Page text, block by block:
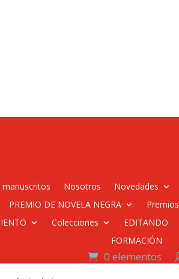
manuscritos Nosotros Novedades
PREMIO DE NOVELA NEGRA Premios
Colecciones EDITANDO
FORMACIÓN
0 elementos